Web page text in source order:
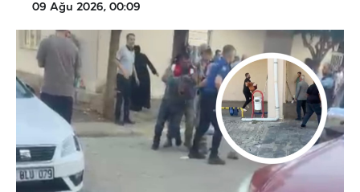
09 Ağu 2026, 00:09